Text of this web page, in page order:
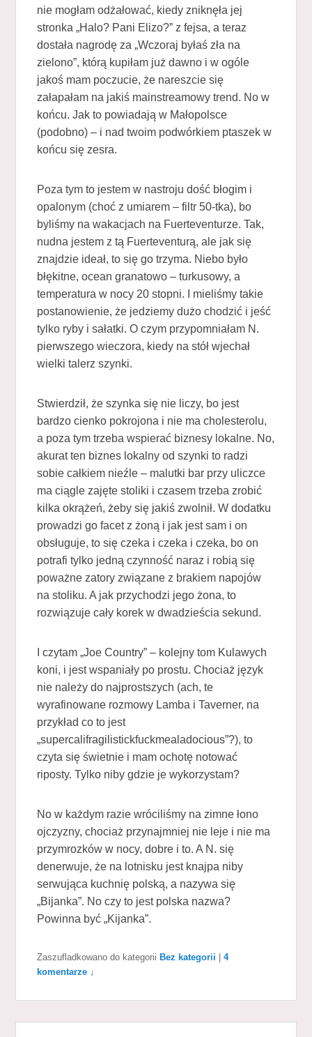
nie mogłam odżałować, kiedy zniknęła jej
stronka „Halo? Pani Elizo?” z fejsa, a teraz
dostała nagrodę za „Wczoraj byłaś zła na
zielono”, którą kupiłam już dawno i w ogóle
jakoś mam poczucie, że nareszcie się
załapałam na jakiś mainstreamowy trend. No w
końcu. Jak to powiadają w Małopolsce
(podobno) – i nad twoim podwórkiem ptaszek w
końcu się zesra.
Poza tym to jestem w nastroju dość błogim i
opalonym (choć z umiarem – filtr 50-tka), bo
byliśmy na wakacjach na Fuerteventurze. Tak,
nudna jestem z tą Fuerteventurą, ale jak się
znajdzie ideał, to się go trzyma. Niebo było
błękitne, ocean granatowo – turkusowy, a
temperatura w nocy 20 stopni. I mieliśmy takie
postanowienie, że jedziemy dużo chodzić i jeść
tylko ryby i sałatki. O czym przypomniałam N.
pierwszego wieczora, kiedy na stół wjechał
wielki talerz szynki.
Stwierdził, że szynka się nie liczy, bo jest
bardzo cienko pokrojona i nie ma cholesterolu,
a poza tym trzeba wspierać biznesy lokalne. No,
akurat ten biznes lokalny od szynki to radzi
sobie całkiem nieźle – malutki bar przy uliczce
ma ciągle zajęte stoliki i czasem trzeba zrobić
kilka okrążeń, żeby się jakiś zwolnił. W dodatku
prowadzi go facet z żoną i jak jest sam i on
obsługuje, to się czeka i czeka i czeka, bo on
potrafi tylko jedną czynność naraz i robią się
poważne zatory związane z brakiem napojów
na stoliku. A jak przychodzi jego żona, to
rozwiązuje cały korek w dwadzieścia sekund.
I czytam „Joe Country” – kolejny tom Kulawych
koni, i jest wspaniały po prostu. Chociaż język
nie należy do najprostszych (ach, te
wyrafinowane rozmowy Lamba i Taverner, na
przykład co to jest
„supercalifragilistickfuckmealadocious”?), to
czyta się świetnie i mam ochotę notować
riposty. Tylko niby gdzie je wykorzystam?
No w każdym razie wróciliśmy na zimne łono
ojczyzny, chociaż przynajmniej nie leje i nie ma
przymrozków w nocy, dobre i to. A N. się
denerwuje, że na lotnisku jest knajpa niby
serwująca kuchnię polską, a nazywa się
„Bijanka”. No czy to jest polska nazwa?
Powinna być „Kijanka”.
Zaszufladkowano do kategorii Bez kategorii |4
komentarze ↓